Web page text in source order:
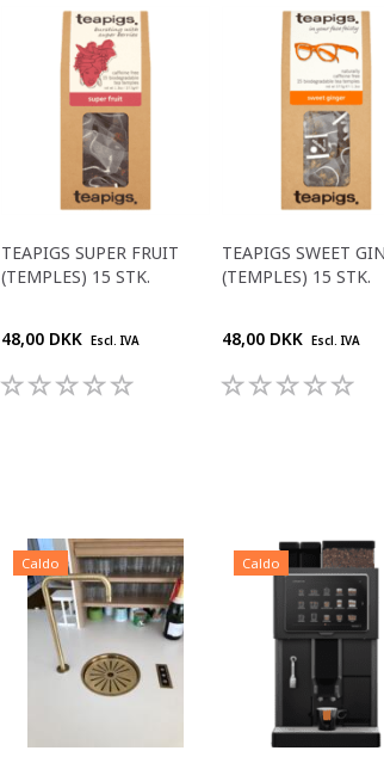
TEAPIGS SUPER FRUIT
(TEMPLES) 15 STK.
48,00 DKK Escl. IVA
TEAPIGS SWEET
(TEMPLES) 15 STK.
48,00 DKK Escl. IVA
Caldo Caldo